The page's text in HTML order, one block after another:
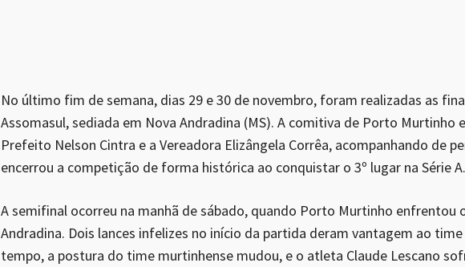
No último fim de semana, dias 29 e 30 de novembro, foram realizadas as
Assomasul, sediada em Nova Andradina (MS). A comitiva de Porto Murtinho
Prefeito Nelson Cintra e a Vereadora Elizângela Corrêa, acompanhando de
encerrou a competição de forma histórica ao conquistar o 3º lugar na Série A.
A semifinal ocorreu na manhã de sábado, quando Porto Murtinho enfrentou
Andradina. Dois lances infelizes no início da partida deram vantagem ao
tempo, a postura do time murtinhense mudou, e o atleta Claude Lescano